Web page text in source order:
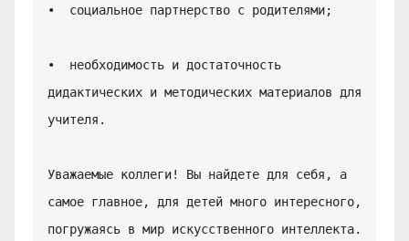
•  социальное партнерство с родителями;
•  необходимость и достаточность
дидактических и методических материалов для
учителя.
Уважаемые коллеги! Вы найдете для себя, а
самое главное, для детей много интересного,
погружаясь в мир искусственного интеллекта.